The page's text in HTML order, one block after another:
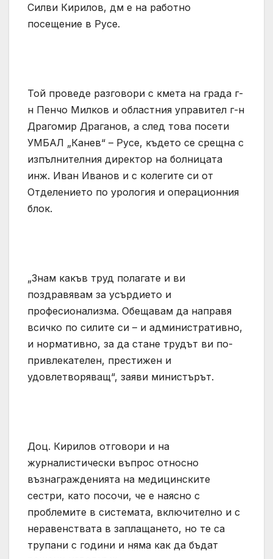
Силви Кирилов, дм е на работно
посещение в Русе.
Той проведе разговори с кмета на града г-
н Пенчо Милков и областния управител г-н
Драгомир Драганов, а след това посети
УМБАЛ „Канев“ – Русе, където се срещна с
изпълнителния директор на болницата
инж. Иван Иванов и с колегите си от
Отделението по урология и операционния
блок.
„Знам какъв труд полагате и ви
поздравявам за усърдието и
професионализма. Обещавам да направя
всичко по силите си – и административно,
и нормативно, за да стане трудът ви по-
привлекателен, престижен и
удовлетворяващ“, заяви министърът.
Доц. Кирилов отговори и на
журналистически въпрос относно
възнагражденията на медицинските
сестри, като посочи, че е наясно с
проблемите в системата, включително и с
неравенствата в заплащането, но те са
трупани с години и няма как да бъдат